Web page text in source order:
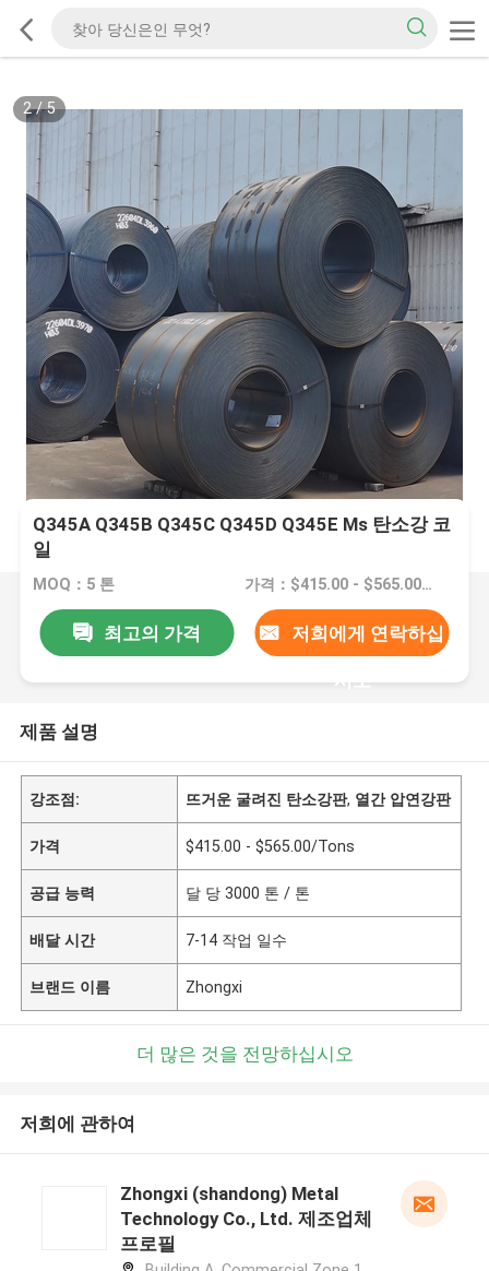
2/5
Q345A Q345B Q345C Q345D Q345E Ms 탄소강 코
일
MOQ：5 톤 가격：$415.00 - $565.00/Tons
최고의 가격 저희에게 연락하십
시오
제품 설명
강조점: 뜨거운 굴려진 탄소강판, 열간 압연강판
가격 $415.00 - $565.00/Tons
공급 능력 달 당 3000 톤 / 톤
배달 시간 7-14 작업 일수
브랜드 이름 Zhongxi
더 많은 것을 전망하십시오
저희에 관하여
Zhongxi (shandong) Metal
Technology Co., Ltd. 제조업체
프로필